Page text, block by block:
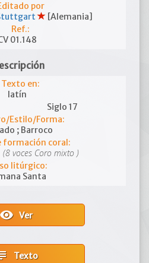
por
[Alemania]
Ref.:
01.148
Texto en:
latín
Siglo 17
Estilo/Forma:
; Barroco
formación coral:
(8 voces Coro mixto )
litúrgico:
Santa
visibility Ver
Texto